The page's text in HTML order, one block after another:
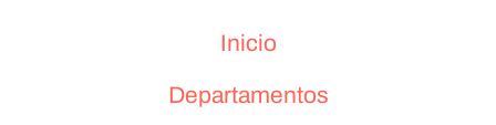
Inicio
Departamentos